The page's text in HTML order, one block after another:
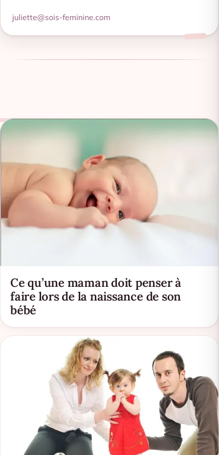
juliette@sois-feminine.com
Ce qu’une maman doit penser à
faire lors de la naissance de son
bébé